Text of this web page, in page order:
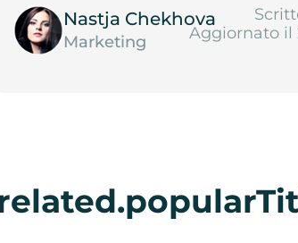
Nastja Chekhova
Marketing
Aggiornato il